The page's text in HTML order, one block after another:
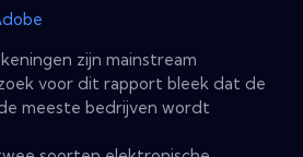
zijn mainstream
voor dit rapport bleek dat de
meeste bedrijven wordt